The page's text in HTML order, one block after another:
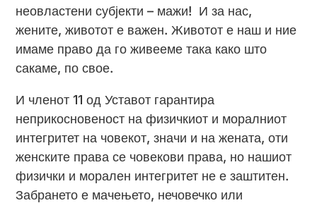
неовластени субјекти – мажи! И за нас,
жените, животот е важен. Животот е наш и ние
имаме право да го живееме така како што
сакаме, по свое.
И членот 11 од Уставот гарантира
неприкосновеност на физичкиот и моралниот
интегритет на човекот, значи и на жената, оти
женските права се човекови права, но нашиот
физички и морален интегритет не е заштитен.
Забрането е мачењето, нечовечко или